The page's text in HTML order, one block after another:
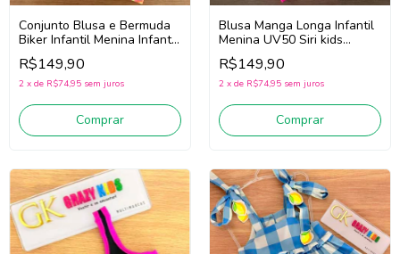
Conjunto Blusa e Bermuda
Biker Infantil Menina Infanti
95319 (Branco/Rosa)
R$149,90
2 x de R$74,95 sem juros
Comprar
Blusa Manga Longa Infantil
Menina UV50 Siri kids
Euforia 40250 (Pink)
R$149,90
2 x de R$74,95 sem juros
Comprar